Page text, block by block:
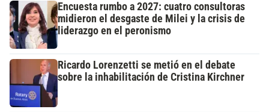
Encuesta rumbo a 2027: cuatro consultoras
midieron el desgaste de Milei y la crisis de
liderazgo en el peronismo
Ricardo Lorenzetti se metió en el debate
sobre la inhabilitación de Cristina Kirchner